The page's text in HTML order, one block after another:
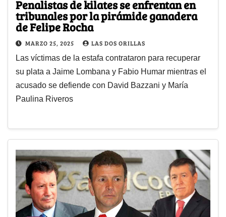
Penalistas de kilates se enfrentan en
tribunales por la pirámide ganadera
de Felipe Rocha
MARZO 25, 2025 LAS DOS ORILLAS
Las víctimas de la estafa contrataron para recuperar
su plata a Jaime Lombana y Fabio Humar mientras el
acusado se defiende con David Bazzani y María
Paulina Riveros